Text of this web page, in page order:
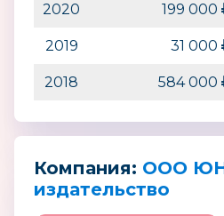
2020 199 000
2019 31 000
2018 584 000
Компания: ООО
издательство